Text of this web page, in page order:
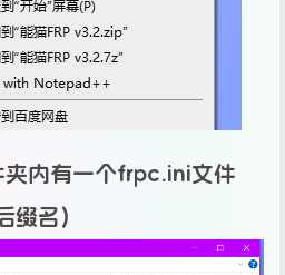
夹内有一个frpc.ini文件
缀名)